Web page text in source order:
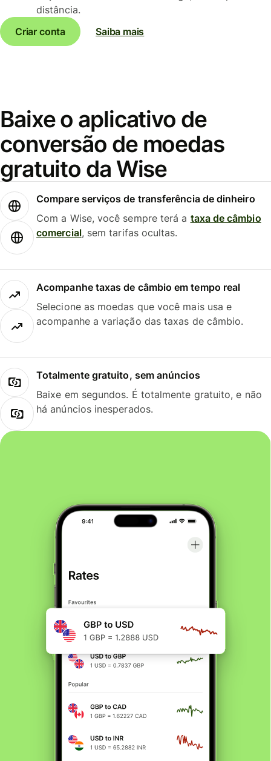
distância.
Criar conta
Saiba mais
Baixe o aplicativo de
conversão de moedas
gratuito da Wise
Compare serviços de transferência de dinheiro
Com a Wise, você sempre terá a taxa de câmbio
comercial, sem tarifas ocultas.
Acompanhe taxas de câmbio em tempo real
Selecione as moedas que você mais usa e
acompanhe a variação das taxas de câmbio.
Totalmente gratuito, sem anúncios
Baixe em segundos. É totalmente gratuito, e não
há anúncios inesperados.